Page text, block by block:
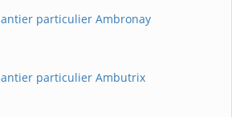
particulier Ambronay
particulier Ambutrix